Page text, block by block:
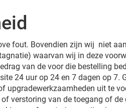
fout. Bovendien zijn wij niet
waarvan wij in deze
van de voor die bestelling
24 uur op 24 en 7 dagen op
upgradewerkzaamheden uit te
verstoring van de toegang of